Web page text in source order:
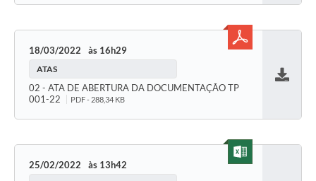
18/03/2022 16h29
ATAS
02 - ATA DE ABERTURA DA DOCUMENTAÇÃO TP
001-22
PDF - 288,34 KB
25/02/2022 13h42